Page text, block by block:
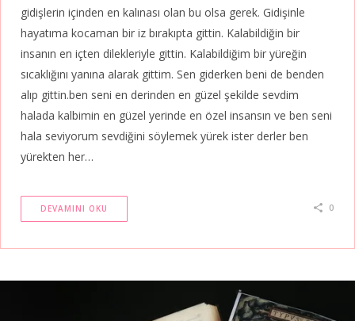
gidişlerin içinden en kalınası olan bu olsa gerek. Gidişinle
hayatıma kocaman bir iz bırakıpta gittin. Kalabildiğin bir
insanın en içten dilekleriyle gittin. Kalabildiğim bir yüreğin
sıcaklığını yanına alarak gittim. Sen giderken beni de benden
alıp gittin.ben seni en derinden en güzel şekilde sevdim
halada kalbimin en güzel yerinde en özel insansın ve ben seni
hala seviyorum sevdiğini söylemek yürek ister derler ben
yürekten her…
DEVAMINI OKU 0